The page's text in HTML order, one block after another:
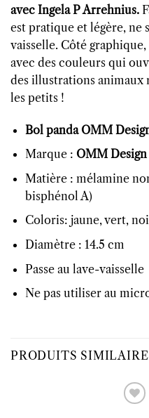
avec Ingela P Arrehnius.
est pratique et légère, ne
vaisselle. Côté
avec des couleurs qui
des illustrations
les petits !
Bol panda OMM
Marque : OMM
Matière : mélamine
bisphénol A)
Coloris: jaune, vert,
Diamètre : 14.5 cm
Passe au lave-vaisselle
Ne pas utiliser au
PRODUITS